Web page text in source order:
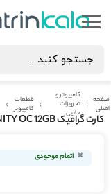
صفحه
اصلی
کامپیوتر و
تجهیزات
جانبی
قطعات
کامپیوتر
کارت گرافیک RTX 3080 TI GAMING TRINITY OC 12GB
اتمام موجودی